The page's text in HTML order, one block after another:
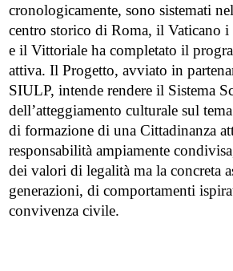
cronologicamente, sono sistemati
centro storico di Roma, il Vaticano
e il Vittoriale ha completato il
attiva. Il Progetto, avviato in
SIULP, intende rendere il Sistema
dell’atteggiamento culturale sul
di formazione di una Cittadinanza
responsabilità ampiamente
dei valori di legalità ma la concreta
generazioni, di comportamenti
convivenza civile.